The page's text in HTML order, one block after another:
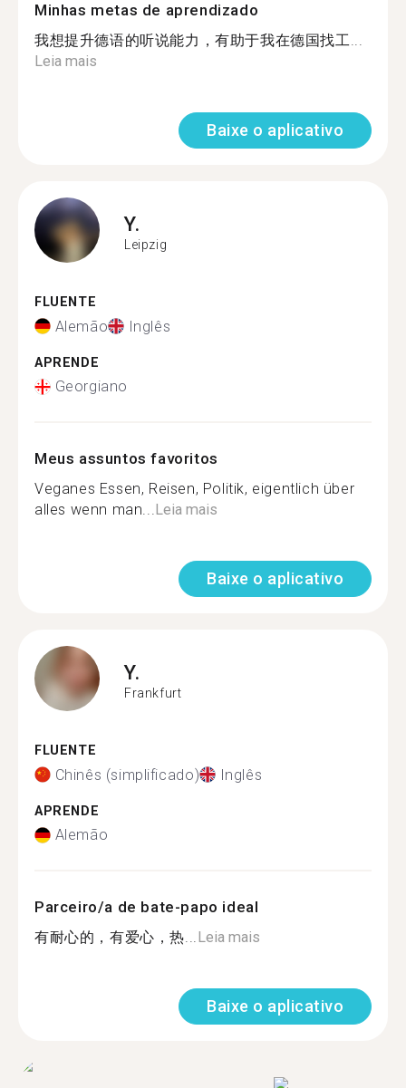
Minhas metas de aprendizado
我想提升德语的听说能力，有助于我在德国找工...
Leia mais
Baixe o aplicativo
Y.
Leipzig
FLUENTE
Alemão Inglês
APRENDE
Georgiano
Meus assuntos favoritos
Veganes Essen, Reisen, Politik, eigentlich über
alles wenn man...Leia mais
Baixe o aplicativo
Y.
Frankfurt
FLUENTE
Chinês (simplificado) Inglês
APRENDE
Alemão
Parceiro/a de bate-papo ideal
有耐心的，有爱心，热...Leia mais
Baixe o aplicativo